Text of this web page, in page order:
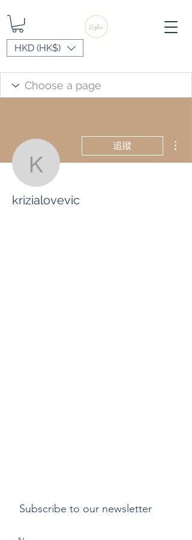
HKD (HK$)
krizialovevic
追蹤
krizialovevic
Subscribe to our newsletter